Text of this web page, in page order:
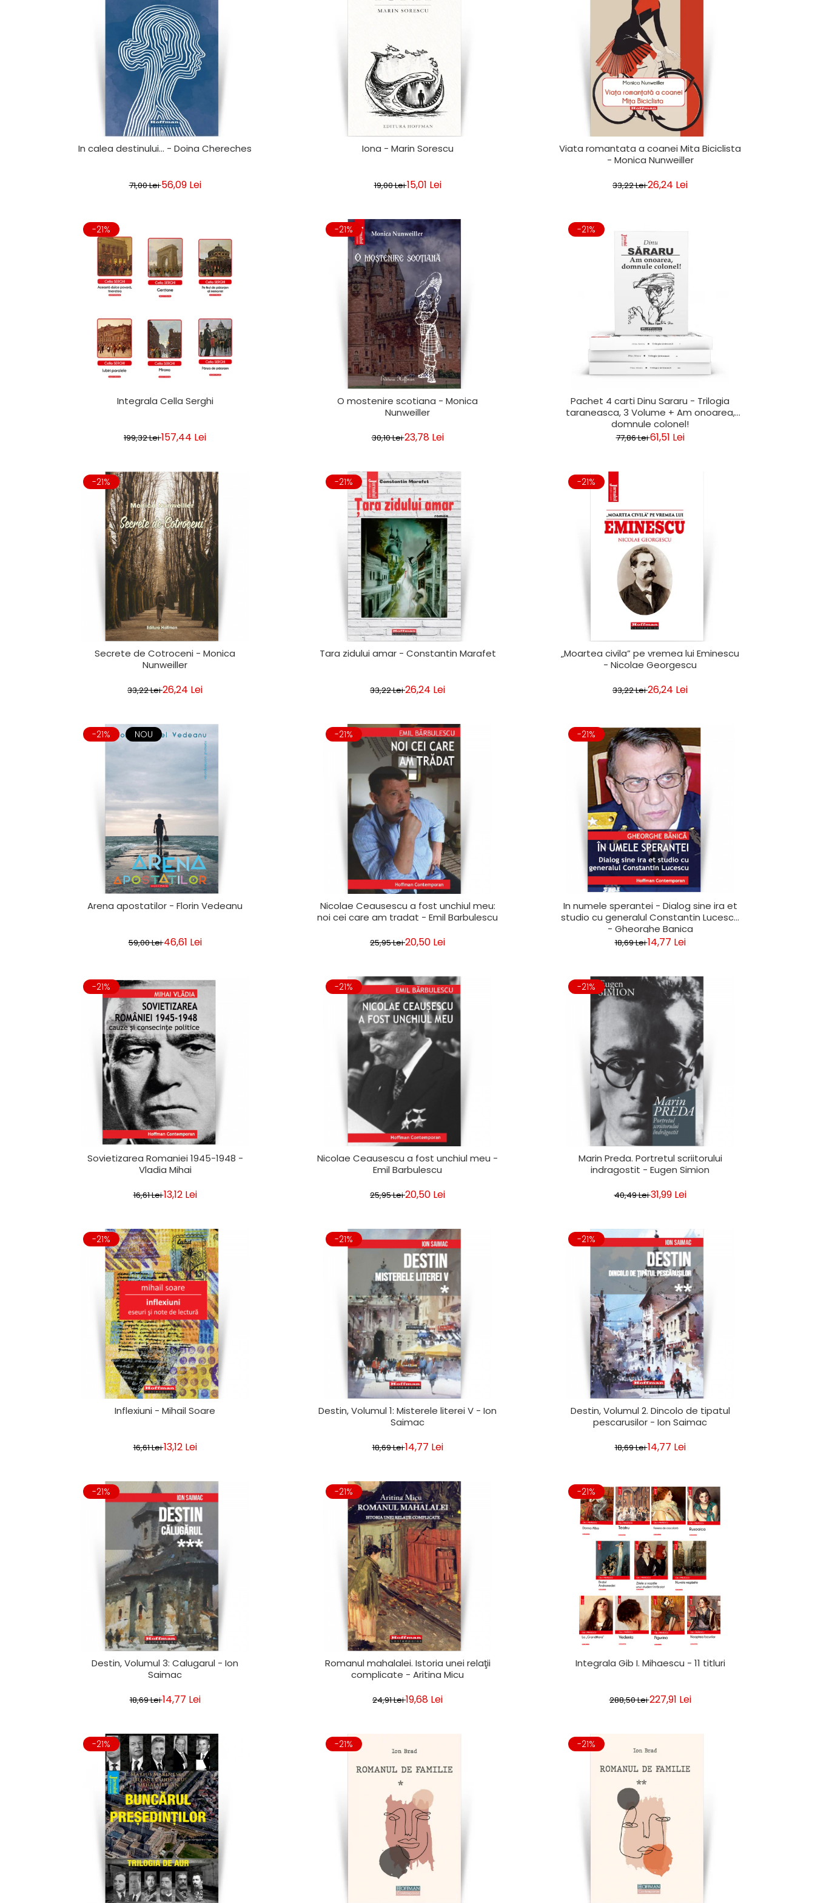
Publicistica / Reportaje / Interviuri
In calea destinului... - Doina Chereches
71,00 Lei56,09 Lei
Iona - Marin Sorescu
19,00 Lei15,01 Lei
Viata romantata a coanei Mita Biciclista
- Monica Nunweiller
33,22 Lei26,24 Lei
-21%
Integrala Cella Serghi
199,32 Lei157,44 Lei
-21%
O mostenire scotiana - Monica
Nunweiller
30,10 Lei23,78 Lei
-21%
Pachet 4 carti Dinu Sararu - Trilogia
taraneasca, 3 Volume + Am onoarea,
domnule colonel!
77,86 Lei61,51 Lei
-21%
Secrete de Cotroceni - Monica
Nunweiller
33,22 Lei26,24 Lei
-21%
Tara zidului amar - Constantin Marafet
33,22 Lei26,24 Lei
-21%
„Moartea civila” pe vremea lui Eminescu
- Nicolae Georgescu
33,22 Lei26,24 Lei
-21% NOU
Arena apostatilor - Florin Vedeanu
59,00 Lei46,61 Lei
-21%
Nicolae Ceausescu a fost unchiul meu:
noi cei care am tradat - Emil Barbulescu
25,95 Lei20,50 Lei
-21%
In numele sperantei - Dialog sine ira et
studio cu generalul Constantin Lucescu
- Gheorghe Banica
18,69 Lei14,77 Lei
-21%
Sovietizarea Romaniei 1945-1948 -
Vladia Mihai
16,61 Lei13,12 Lei
-21%
Nicolae Ceausescu a fost unchiul meu -
Emil Barbulescu
25,95 Lei20,50 Lei
-21%
Marin Preda. Portretul scriitorului
indragostit - Eugen Simion
40,49 Lei31,99 Lei
-21%
Inflexiuni - Mihail Soare
16,61 Lei13,12 Lei
-21%
Destin, Volumul 1: Misterele literei V - Ion
Saimac
18,69 Lei14,77 Lei
-21%
Destin, Volumul 2. Dincolo de tipatul
pescarusilor - Ion Saimac
18,69 Lei14,77 Lei
-21%
Destin, Volumul 3: Calugarul - Ion
Saimac
18,69 Lei14,77 Lei
-21%
Romanul mahalalei. Istoria unei relaţii
complicate - Aritina Micu
24,91 Lei19,68 Lei
-21%
Integrala Gib I. Mihaescu - 11 titluri
288,50 Lei227,91 Lei
-21% -21% -21%